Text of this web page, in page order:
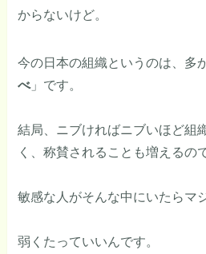
からないけど。
今の日本の組織というのは、多
べ」です。
結局、ニブければニブいほど組
く、称賛されることも増えるの
敏感な人がそんな中にいたらマ
弱くたっていいんです。